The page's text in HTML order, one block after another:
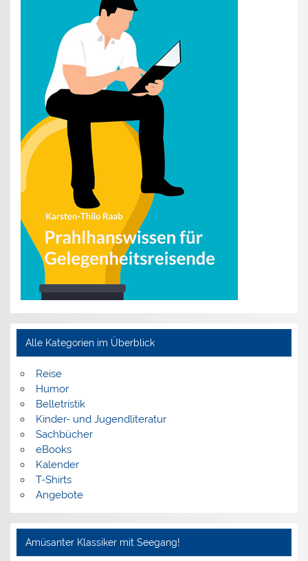
Alle Kategorien im Überblick
Reise
Humor
Belletristik
Kinder- und Jugendliteratur
Sachbücher
eBooks
Kalender
T-Shirts
Angebote
Amüsanter Klassiker mit Seegang!